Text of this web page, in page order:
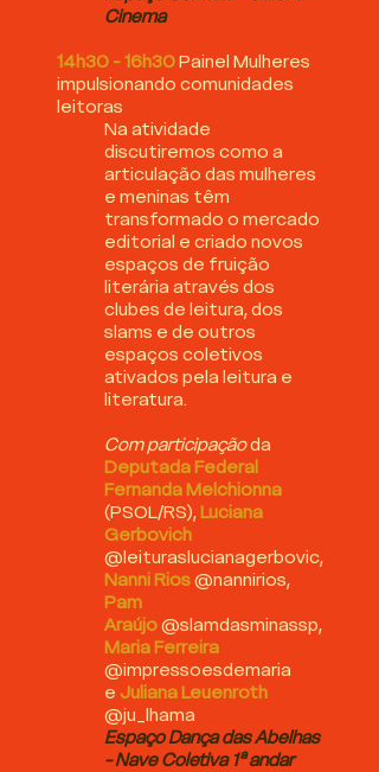
Cinema
14h30 - 16h30Painel Mulheres
impulsionando comunidades
leitoras
Na atividade
discutiremos como a
articulação das mulheres
e meninas têm
transformado o mercado
editorial e criado novos
espaços de fruição
literária através dos
clubes de leitura, dos
slams e de outros
espaços coletivos
ativados pela leitura e
literatura.
Com participaçãoda
Deputada Federal
Fernanda Melchionna
(PSOL/RS), Luciana
Gerbovich
@leituraslucianagerbovic,
Nanni Rios@nannirios,
Pam
Araújo@slamdasminassp,
Maria Ferreira
@impressoesdemaria
e Juliana Leuenroth
@ju_lhama
Espaço Dança das Abelhas
- Nave Coletiva 1ª andar